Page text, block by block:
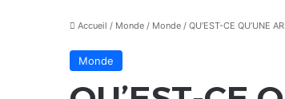
Accueil / Monde / Monde / QU’EST-CE QU’UNE
Monde